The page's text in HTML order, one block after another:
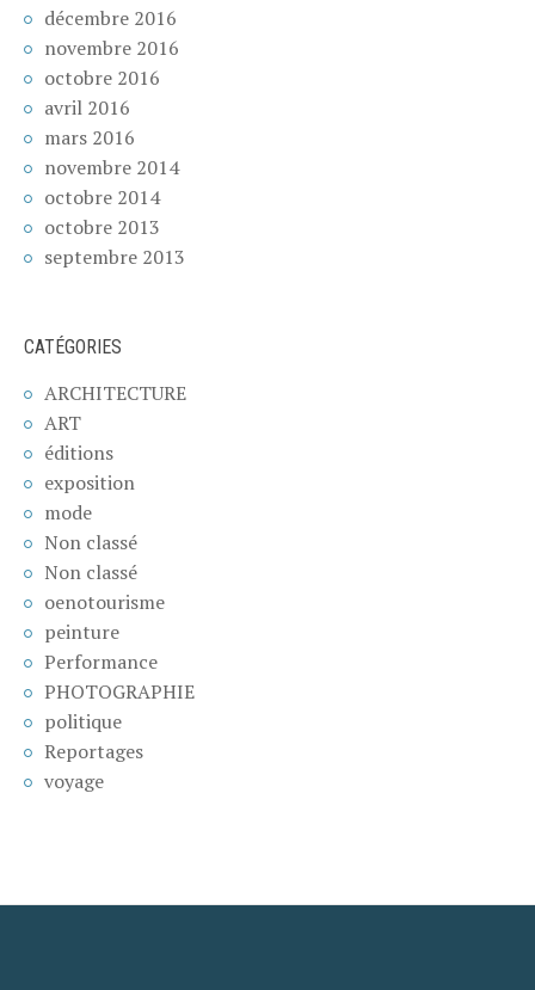
décembre 2016
novembre 2016
octobre 2016
avril 2016
mars 2016
novembre 2014
octobre 2014
octobre 2013
septembre 2013
CATÉGORIES
ARCHITECTURE
ART
éditions
exposition
mode
Non classé
Non classé
oenotourisme
peinture
Performance
PHOTOGRAPHIE
politique
Reportages
voyage